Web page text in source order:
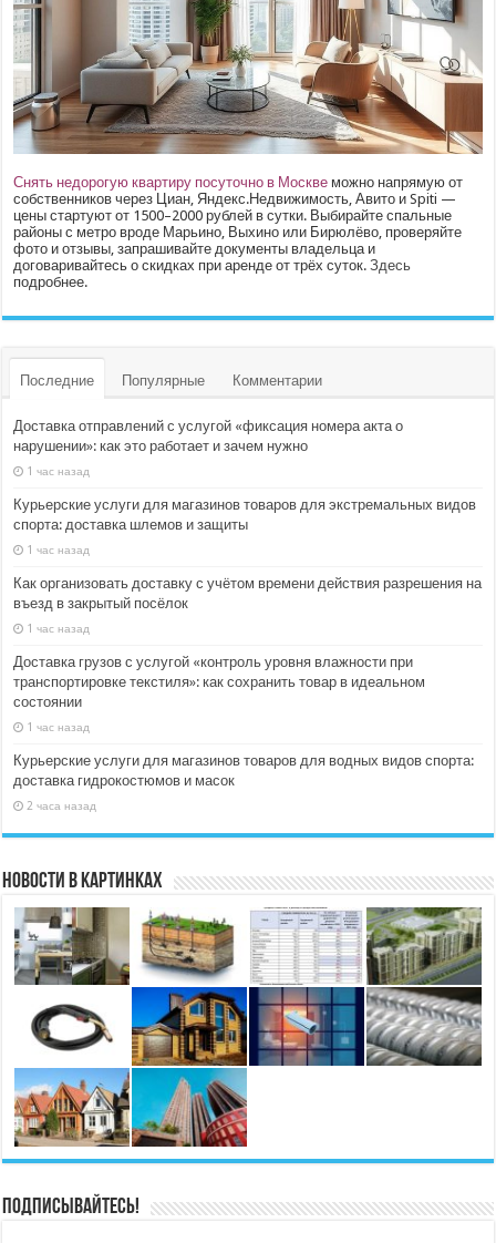
Снять недорогую квартиру посуточно в Москве можно напрямую от
собственников через Циан, Яндекс.Недвижимость, Авито и Spiti —
цены стартуют от 1500–2000 рублей в сутки. Выбирайте спальные
районы с метро вроде Марьино, Выхино или Бирюлёво, проверяйте
фото и отзывы, запрашивайте документы владельца и
договаривайтесь о скидках при аренде от трёх суток.Здесь
подробнее.
Последние Популярные Комментарии
Доставка отправлений с услугой «фиксация номера акта о
нарушении»: как это работает и зачем нужно
1 час назад
Курьерские услуги для магазинов товаров для экстремальных видов
спорта: доставка шлемов и защиты
1 час назад
Как организовать доставку с учётом времени действия разрешения на
въезд в закрытый посёлок
1 час назад
Доставка грузов с услугой «контроль уровня влажности при
транспортировке текстиля»: как сохранить товар в идеальном
состоянии
1 час назад
Курьерские услуги для магазинов товаров для водных видов спорта:
доставка гидрокостюмов и масок
2 часа назад
Новости в картинках
Подписывайтесь!